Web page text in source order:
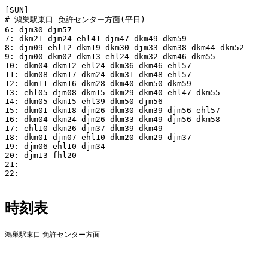
[SUN]
# 鴻巣駅東口 免許センター方面(平日)
6: djm30 djm57
7: dkm21 djm24 ehl41 djm47 dkm49 dkm59
8: djm09 ehl12 dkm19 dkm30 djm33 dkm38 dkm44 dkm52
9: djm00 dkm02 dkm13 ehl24 dkm32 dkm46 dkm55
10: dkm04 dkm12 ehl24 dkm36 dkm46 ehl57
11: dkm08 dkm17 dkm24 dkm31 dkm48 ehl57
12: dkm11 dkm16 dkm28 dkm40 dkm50 dkm59
13: ehl05 djm08 dkm15 dkm29 dkm40 ehl47 dkm55
14: dkm05 dkm15 ehl39 dkm50 djm56
15: dkm01 dkm18 djm26 dkm30 dkm39 djm56 ehl57
16: dkm04 dkm24 djm26 dkm33 dkm49 djm56 dkm58
17: ehl10 dkm26 djm37 dkm39 dkm49
18: dkm01 djm07 ehl10 dkm20 dkm29 djm37
19: djm06 ehl10 djm34
20: djm13 fhl20
21:
22:
時刻表
鴻巣駅東口 免許センター方面